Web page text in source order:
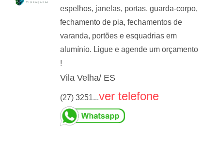
espelhos, janelas, portas, guarda-corpo,
fechamento de pia, fechamentos de
varanda, portões e esquadrias em
alumínio. Ligue e agende um orçamento
!
Vila Velha/ ES
(27) 3251...ver telefone